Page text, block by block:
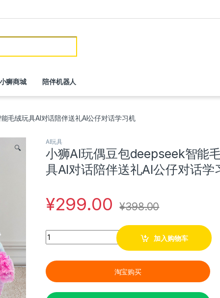
狮商城 陪伴机器人
毛绒玩具AI对话陪伴送礼AI公仔对话学习机
🔍
AI玩具
小狮AI玩偶豆包deepseek智能
具AI对话陪伴送礼AI公仔对话学
¥299.00 ¥398.00
Quantity
加入购物车
淘宝购买